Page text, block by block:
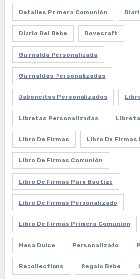
Detalles Primera Comunión
Diario Del Bebe Dovecraft
Guirnalda Personalizada
Guirnaldas Personalizadas
Jaboncitos Personalizados
Libretas Personalizadas
Libro De Firmas Libro De Firmas
Libro De Firmas Comunión
Libro De Firmas Para Bautizo
Libro De Firmas Personalizado
Libro De Firmas Primera Comunion
Mesa Dulce Personalizado
Recollections Regalo Bebe